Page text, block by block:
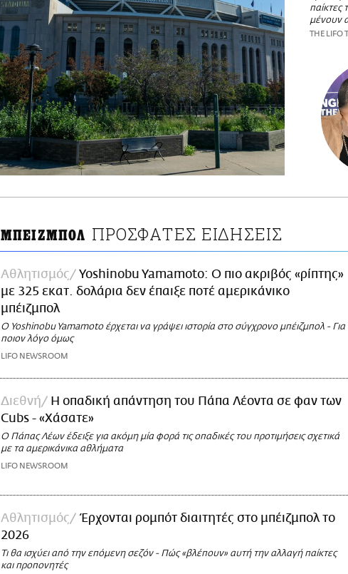
παίκτες
μένουν
THE LIFO
ΜΠΕΙΖΜΠΟΛ ΠΡΟΣΦΑΤΕΣ ΕΙΔΗΣΕΙΣ
Αθλητισμός
Yoshinobu Yamamoto: Ο πιο ακριβός «ρίπτης»
με 325 εκατ. δολάρια δεν έπαιξε ποτέ αμερικάνικο
μπέιζμπολ
Ο Yoshinobu Yamamoto έρχεται να γράψει ιστορία στο σύγχρονο μπέιζμπολ - Για
ποιον λόγο όμως
LIFO NEWSROOM
Διεθνή
Η οπαδική απάντηση του Πάπα Λέοντα σε φαν των
Cubs - «Χάσατε»
Ο Πάπας Λέων έδειξε για ακόμη μία φορά τις οπαδικές του προτιμήσεις σχετικά
με τα αμερικάνικα αθλήματα
LIFO NEWSROOM
Αθλητισμός
Έρχονται ρομπότ διαιτητές στο μπέιζμπολ το
2026
Τι θα ισχύει από την επόμενη σεζόν - Πώς «βλέπουν» αυτή την αλλαγή παίκτες
και προπονητές